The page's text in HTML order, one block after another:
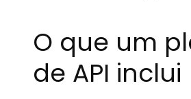
O que um
de API inclui